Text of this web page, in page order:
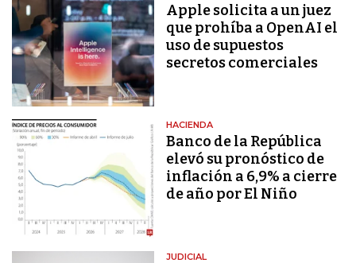
Apple solicita a un juez
que prohíba a OpenAI el
uso de supuestos
secretos comerciales
HACIENDA
Banco de la República
elevó su pronóstico de
inflación a 6,9% a cierre
de año por El Niño
JUDICIAL